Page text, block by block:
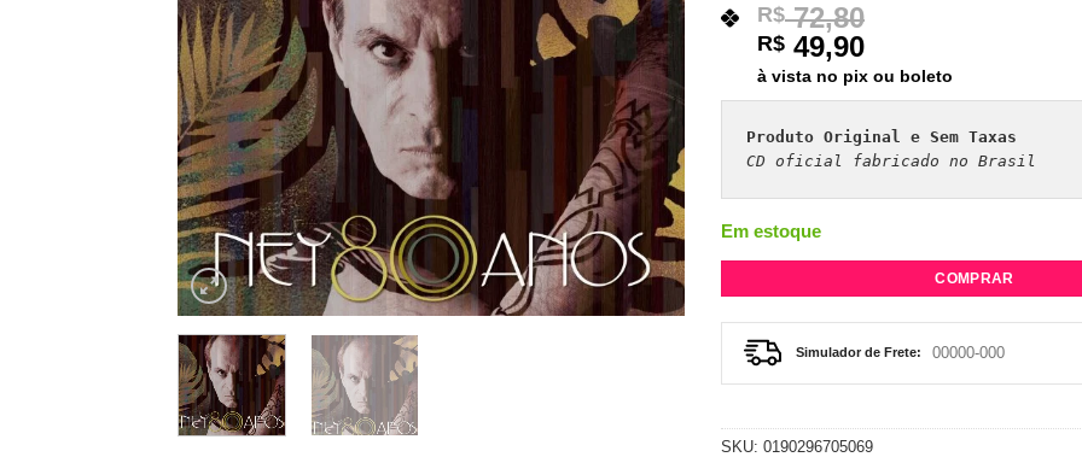
R$72,80
R$ 49,90
à vista no pix ou boleto
Produto Original e Sem Taxas
CD oficial fabricado no Brasil
Em estoque
COMPRAR
Simulador de Frete:
SKU: 0190296705069